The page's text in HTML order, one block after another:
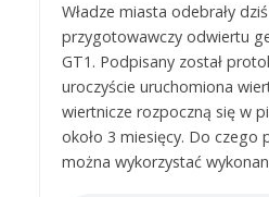
Władze miasta odebrały
przygotowawczy odwiertu
GT1. Podpisany został
uroczyście uruchomiona
wiertnicze rozpoczną się w
około 3 miesięcy. Do czego
można wykorzystać